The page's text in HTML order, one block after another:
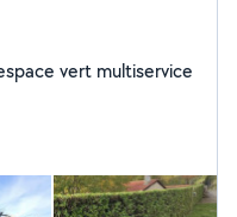
vert multiservice